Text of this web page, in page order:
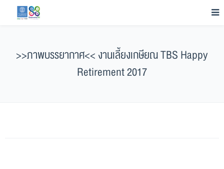
>>ภาพบรรยากาศ<< งานเลี้ยงเกษียณ TBS Happy
Retirement 2017